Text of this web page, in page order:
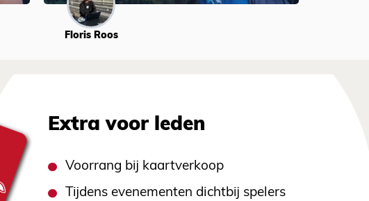
Floris Roos
Extra voor leden
Voorrang bij kaartverkoop
Tijdens evenementen dichtbij spelers